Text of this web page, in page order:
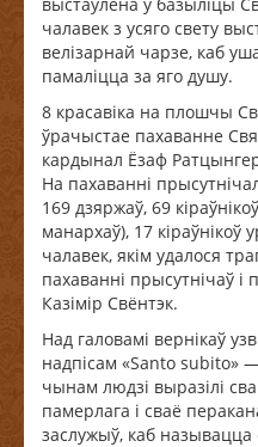
чалавек з усяго свету
велізарнай чарзе, каб
памаліцца за яго душу.
8 красавіка на плошчы
ўрачыстае пахаванне
кардынал Ёзаф
На пахаванні
169 дзяржаў, 69
манархаў), 17 кіраўнікоў
чалавек, якім удалося
пахаванні прысутнічаў
Казімір Свёнтэк.
Над галовамі вернікаў
надпісам «Santo subito»
чынам людзі выразілі
памерлага і сваё
заслужыў, каб называцца